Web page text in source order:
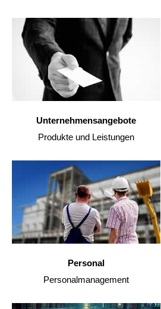
Unternehmensangebote
Produkte und Leistungen
Personal
Personalmanagement